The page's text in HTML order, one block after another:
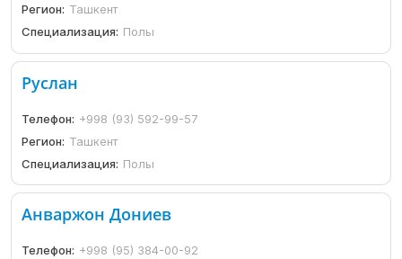
Регион: Ташкент
Специализация: Полы
Руслан
Телефон: +998 (93) 592-99-57
Регион: Ташкент
Специализация: Полы
Анваржон Дониев
Телефон: +998 (95) 384-00-92